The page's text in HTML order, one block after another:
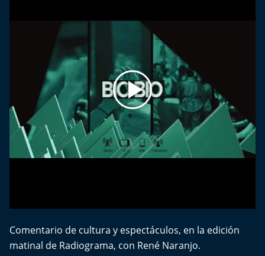
Sesiones Dieciocheras
Expreso PM
Conecta Vida
El Mejor País de Chile
Te invito a tomar once
Chiche cuadra y su parrilla
Comentario de cultura y espectáculos, en la edición
matinal de Radiograma, con René Naranjo.